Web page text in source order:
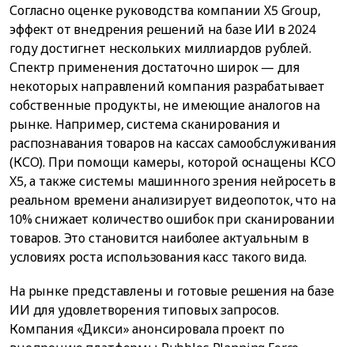
Согласно оценке руководства компании X5 Group,
эффект от внедрения решений на базе ИИ в 2024
году достигнет нескольких миллиардов рублей.
Спектр применения достаточно широк — для
некоторых направлений компания разрабатывает
собственные продукты, не имеющие аналогов на
рынке. Например, система сканирования и
распознавания товаров на кассах самообслуживания
(КСО). При помощи камеры, которой оснащены КСО
X5, а также системы машинного зрения нейросеть в
реальном времени анализирует видеопоток, что на
10% снижает количество ошибок при сканировании
товаров. Это становится наиболее актуальным в
условиях роста использования касс такого вида.
На рынке представлены и готовые решения на базе
ИИ для удовлетворения типовых запросов.
Компания «Дикси» анонсировала проект по